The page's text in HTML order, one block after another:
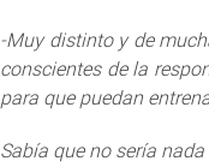
-Muy distinto y de
conscientes de la
para que puedan
Sabía que no sería